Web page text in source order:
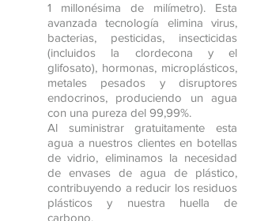
1 millonésima de milímetro). Esta
avanzada tecnología elimina virus,
bacterias, pesticidas, insecticidas
(incluidos la clordecona y el
glifosato), hormonas, microplásticos,
metales pesados y disruptores
endocrinos, produciendo un agua
con una pureza del 99,99%.
Al suministrar gratuitamente esta
agua a nuestros clientes en botellas
de vidrio, eliminamos la necesidad
de envases de agua de plástico,
contribuyendo a reducir los residuos
plásticos y nuestra huella de
carbono.